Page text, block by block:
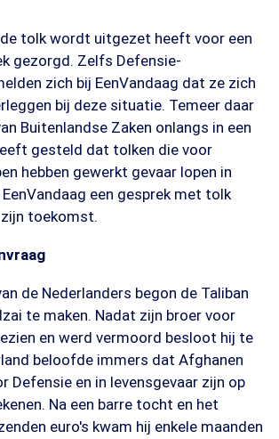
tolk wordt uitgezet heeft voor een
gezorgd. Zelfs Defensie-
zich bij EenVandaag dat ze zich
bij deze situatie. Temeer daar
Buitenlandse Zaken onlangs in een
gesteld dat tolken die voor
hebben gewerkt gevaar lopen in
een gesprek met tolk
toekomst.
de Nederlanders begon de Taliban
te maken. Nadat zijn broer voor
en werd vermoord besloot hij te
beloofde immers dat Afghanen
Defensie en in levensgevaar zijn op
Na een barre tocht en het
euro's kwam hij enkele maanden